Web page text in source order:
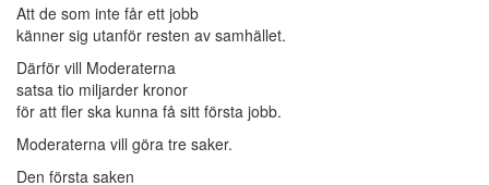
Att de som inte får ett jobb
känner sig utanför resten av samhället.
Därför vill Moderaterna
satsa tio miljarder kronor
för att fler ska kunna få sitt första jobb.
Moderaterna vill göra tre saker.
Den första saken